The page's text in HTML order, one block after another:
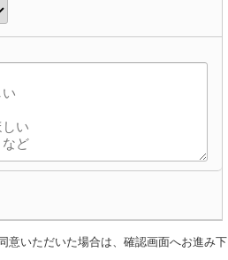
意いただいた場合は、確認画面へお進み下